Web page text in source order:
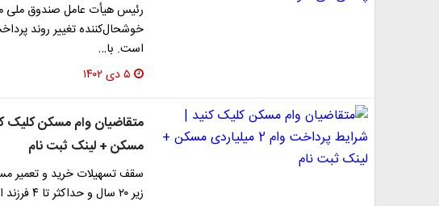
رئیس هیأت عامل صندوق ملی
خوشحال‌کننده تغییر روند
است. با…
۵ دی ۱۴۰۲
مسکن + لینک ثبت نام
سقف تسهیلات خرید و تعمیر
زیر ۲۰ سال و حداکثر تا ۴ فرزند افزایش یافت.